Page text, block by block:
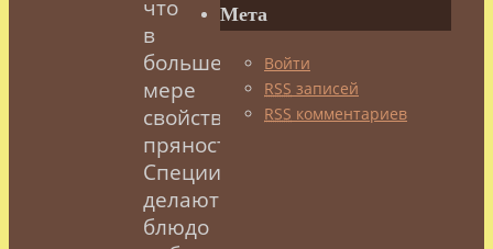
что
в
большей
мере
свойственно
пряностям.
Специи
делают
блюдо
Мета
Войти
RSS записей
RSS комментариев